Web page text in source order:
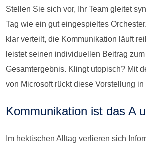
Stellen Sie sich vor, Ihr Team gleitet
Tag wie ein gut eingespieltes
klar verteilt, die Kommunikation läuft
leistet seinen individuellen Beitrag
Gesamtergebnis. Klingt utopisch? Mit
von Microsoft rückt diese Vorstellung in
Kommunikation ist das A
Im hektischen Alltag verlieren sich